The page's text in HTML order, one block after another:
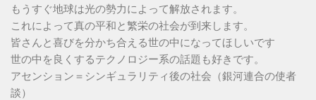
もうすぐ地球は光の勢力によって解放されます。
これによって真の平和と繁栄の社会が到来します。
皆さんと喜びを分かち合える世の中になってほしいです
世の中を良くするテクノロジー系の話題も好きです。
アセンション＝シンギュラリティ後の社会（銀河連合の使者
談）